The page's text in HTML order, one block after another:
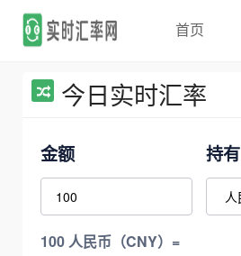
首页
今日实时汇率
金额 持有
100 人民币（CNY）=